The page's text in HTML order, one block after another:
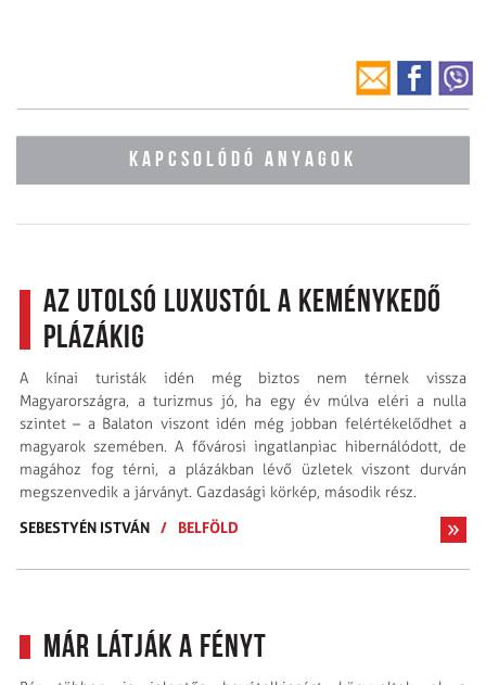
KAPCSOLÓDÓ ANYAGOK
Az utolsó luxustól a keménykedő
plázákig
A kínai turisták idén még biztos nem térnek vissza
Magyarországra, a turizmus jó, ha egy év múlva eléri a nulla
szintet – a Balaton viszont idén még jobban felértékelődhet a
magyarok szemében. A fővárosi ingatlanpiac hibernálódott, de
magához fog térni, a plázákban lévő üzletek viszont durván
megszenvedik a járványt. Gazdasági körkép, második rész.
SEBESTYÉN ISTVÁN / BELFÖLD
Már látják a fényt